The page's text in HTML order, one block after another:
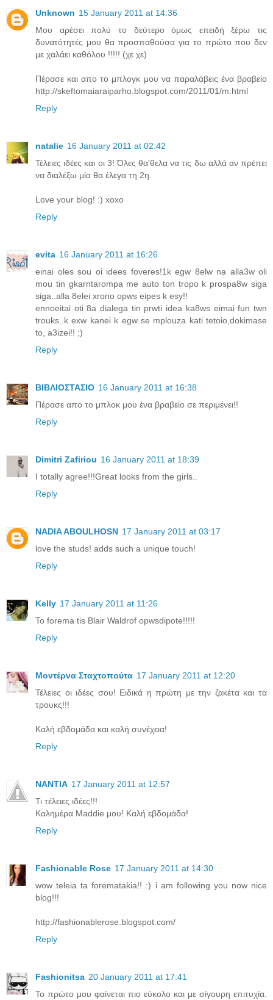
Unknown 15 January 2011 at 14:36
Moυ αρέσει πολύ το δεύτερο όμως επειδή ξέρω τις
δυνατότητές μου θα προσπαθούσα για το πρώτο που δεν
με χαλάει καθόλου !!!!! (χε χε)
Πέρασε και απο το μπλογκ μου να παραλάβεις ένα βραβείο
http://skeftomaiaraiparho.blogspot.com/2011/01/m.html
Reply
natalie 16 January 2011 at 02:42
Τέλειες ιδέες και οι 3! Όλες θα'θελα να τις δω αλλά αν πρέπει
να διαλέξω μία θα έλεγα τη 2η.
Love your blog! :) xoxo
Reply
evita 16 January 2011 at 16:26
einai oles sou oi idees foveres!1k egw 8elw na alla3w oli
mou tin gkarntarompa me auto ton tropo k prospa8w siga
siga..alla 8elei xrono opws eipes k esy!!
ennoeitai oti 8a dialega tin prwti idea ka8ws eimai fun twn
trouks..k exw kanei k egw se mplouza kati tetoio,dokimase
to, a3izei!! ;)
Reply
ΒΙΒΛΙΟΣΤΑΣΙΟ 16 January 2011 at 16:38
Πέρασε απο το μπλοκ μου ένα βραβείο σε περιμένει!!
Reply
Dimitri Zafiriou 16 January 2011 at 18:39
I totally agree!!!Great looks from the girls..
Reply
NADIA ABOULHOSN 17 January 2011 at 03:17
love the studs! adds such a unique touch!
Reply
Kelly 17 January 2011 at 11:26
To forema tis Blair Waldrof opwsdipote!!!!!
Reply
Μοντέρνα Σταχτοπούτα 17 January 2011 at 12:20
Τέλειες οι ιδέες σου! Ειδικά η πρώτη με την ζακέτα και τα
τρουκς!!!
Καλή εβδομάδα και καλή συνέχεια!
Reply
NANTIA 17 January 2011 at 12:57
Τι τέλειες ιδέες!!!
Καλημέρα Maddie μου! Καλή εβδομάδα!
Reply
Fashionable Rose 17 January 2011 at 14:30
wow teleia ta forematakia!! :) i am following you now nice
blog!!!
http://fashionablerose.blogspot.com/
Reply
Fashionitsa 20 January 2011 at 17:41
Το πρώτο μου φαίνεται πιο εύκολο και με σίγουρη επιτυχία.